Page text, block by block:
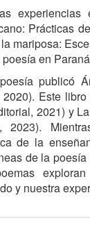
Prácticas
mariposa:
en
publicó
Este
2021) y
2023).
de la
de la
y nuestra